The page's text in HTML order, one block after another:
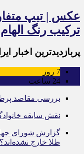
عکس | تیپ
ترکیب رنگ
پربازدیدترین اخبار
7 روز
24 ساعت
بررسی مقاصد
نقش سابقه
گزارش شورای
طلا خارج نشده‌اند؟